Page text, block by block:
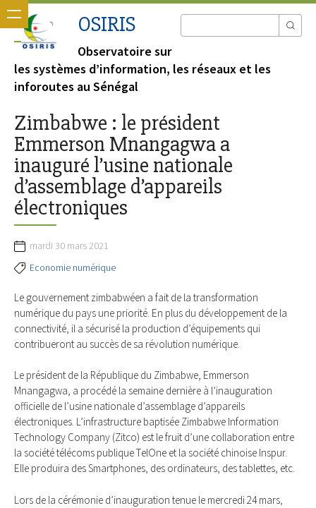
OSIRIS
Observatoire sur
les systèmes d’information, les réseaux et les
inforoutes au Sénégal
Zimbabwe : le président
Emmerson Mnangagwa a
inauguré l’usine nationale
d’assemblage d’appareils
électroniques
mardi 30 mars 2021
Economie numérique
Le gouvernement zimbabwéen a fait de la transformation
numérique du pays une priorité. En plus du développement de la
connectivité, il a sécurisé la production d’équipements qui
contribueront au succès de sa révolution numérique.
Le président de la République du Zimbabwe, Emmerson
Mnangagwa, a procédé la semaine dernière à l’inauguration
officielle de l’usine nationale d’assemblage d’appareils
électroniques. L’infrastructure baptisée Zimbabwe Information
Technology Company (Zitco) est le fruit d’une collaboration entre
la société télécoms publique TelOne et la société chinoise Inspur.
Elle produira des Smartphones, des ordinateurs, des tablettes, etc.
Lors de la cérémonie d’inauguration tenue le mercredi 24 mars,